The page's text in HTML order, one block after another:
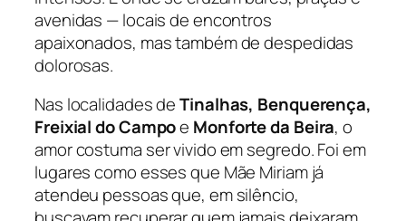
avenidas — locais de encontros
apaixonados, mas também de despedidas
dolorosas.
Nas localidades deTinalhas, Benquerença,
Freixial do Campoe Monforte da Beira, o
amor costuma ser vivido em segredo. Foi em
lugares como esses que Mãe Miriam já
atendeu pessoas que, em silêncio,